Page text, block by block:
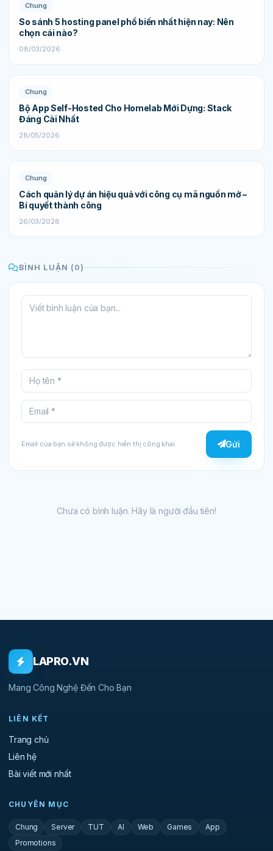
Chung
So sánh 5 hosting panel phổ biến nhất hiện nay: Nên
chọn cái nào?
08/03/2026
Chung
Bộ App Self-Hosted Cho Homelab Mới Dựng: Stack
Đáng Cài Nhất
28/05/2026
Chung
Cách quản lý dự án hiệu quả với công cụ mã nguồn mở –
Bí quyết thành công
26/03/2026
BÌNH LUẬN (0)
Email của bạn sẽ không được hiển thị công khai. Gửi
Chưa có bình luận. Hãy là người đầu tiên!
LAPRO.VN
Mang Công Nghệ Đến Cho Bạn
LIÊN KẾT
Trang chủ
Liên hệ
Bài viết mới nhất
CHUYÊN MỤC
Chung Server TUT AI Web Games
App
Promotions